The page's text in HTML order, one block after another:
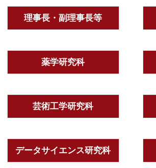
理事長・副理事長等
薬学研究科
芸術工学研究科
データサイエンス研究科